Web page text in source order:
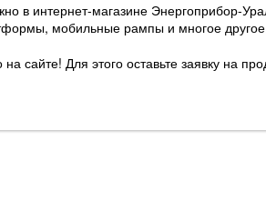
в интернет-магазине Энергоприбор-
мобильные рампы и многое
Для этого оставьте заявку на